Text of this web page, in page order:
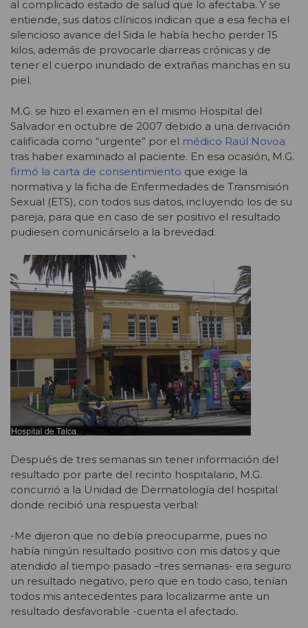
al complicado estado de salud que lo afectaba. Y se
entiende, sus datos clínicos indican que a esa fecha el
silencioso avance del Sida le había hecho perder 15
kilos, además de provocarle diarreas crónicas y de
tener el cuerpo inundado de extrañas manchas en su
piel.
M.G. se hizo el examen en el mismo Hospital del
Salvador en octubre de 2007 debido a una derivación
calificada como “urgente” por el médico Raúl Novoa
tras haber examinado al paciente. En esa ocasión, M.G.
firmó la carta de consentimiento que exige la
normativa y la ficha de Enfermedades de Transmisión
Sexual (ETS), con todos sus datos, incluyendo los de su
pareja, para que en caso de ser positivo el resultado
pudiesen comunicárselo a la brevedad.
Después de tres semanas sin tener información del
resultado por parte del recinto hospitalario, M.G.
concurrió a la Unidad de Dermatología del hospital
donde recibió una respuesta verbal:
-Me dijeron que no debía preocuparme, pues no
había ningún resultado positivo con mis datos y que
atendido al tiempo pasado –tres semanas- era seguro
un resultado negativo, pero que en todo caso, tenían
todos mis antecedentes para localizarme ante un
resultado desfavorable -cuenta el afectado.